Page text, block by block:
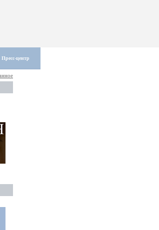
Пресс-центр